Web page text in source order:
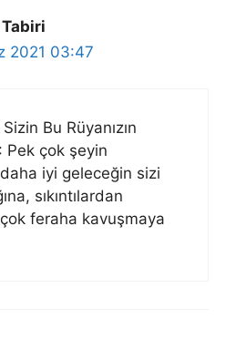
2021 03:47
Bu Rüyanızın
Pek çok şeyin
iyi geleceğin sizi
sıkıntılardan
feraha kavuşmaya